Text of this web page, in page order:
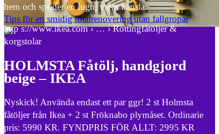
Tips för en smidig totalrenovering utan fallgropar
hem och sprider en lugn, varm känsla.
http s://www.ikea.com › … › Rottingfåtöljer &
korgstolar
HOLMSTA Fåtölj, handgjord
beige – IKEA
Nyskick! Använda endast ett par ggr! 2 st Holmsta
fåtöljer från Ikea + 2 st Fröknabo plymåset. Ordinarie
pris: 5990 KR. FYNDPRIS FÖR ALLT: 2995 KR